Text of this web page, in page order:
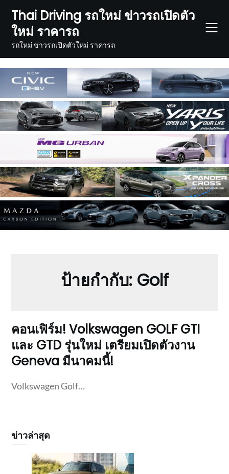
content
Thai Driving รถใหม่ ข่าวรถเปิดตัว
ใหม่ ราคารถ
รถใหม่ ข่าวรถเปิดตัวใหม่ ราคารถ
ป้ายกำกับ: Golf
คอนเฟิร์ม! Volkswagen GOLF GTI
และ GTD รุ่นใหม่ เตรียมเปิดตัวงาน
Geneva มีนาคมนี้!
Volkswagen Golf…
ข่าวล่าสุด